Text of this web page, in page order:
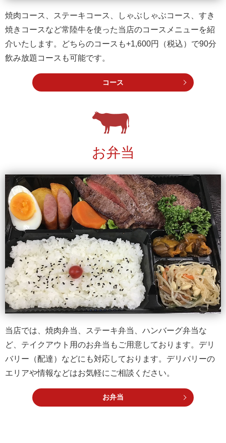
焼肉コース、ステーキコース、しゃぶしゃぶコース、すき
焼きコースなど常陸牛を使った当店のコースメニューを紹
介いたします。どちらのコースも+1,600円（税込）で90分
飲み放題コースも可能です。
コース
お弁当
当店では、焼肉弁当、ステーキ弁当、ハンバーグ弁当な
ど、テイクアウト用のお弁当もご用意しております。デリ
バリー（配達）などにも対応しております。デリバリーの
エリアや情報などはお気軽にご相談ください。
お弁当